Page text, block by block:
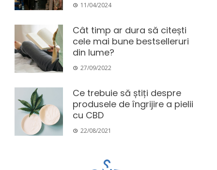
11/04/2024
Cât timp ar dura să citești
cele mai bune bestselleruri
din lume?
27/09/2022
Ce trebuie să știți despre
produsele de îngrijire a pielii
cu CBD
22/08/2021